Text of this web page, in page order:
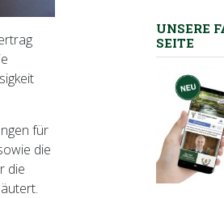
für
die
die
UNSERE
SEITE